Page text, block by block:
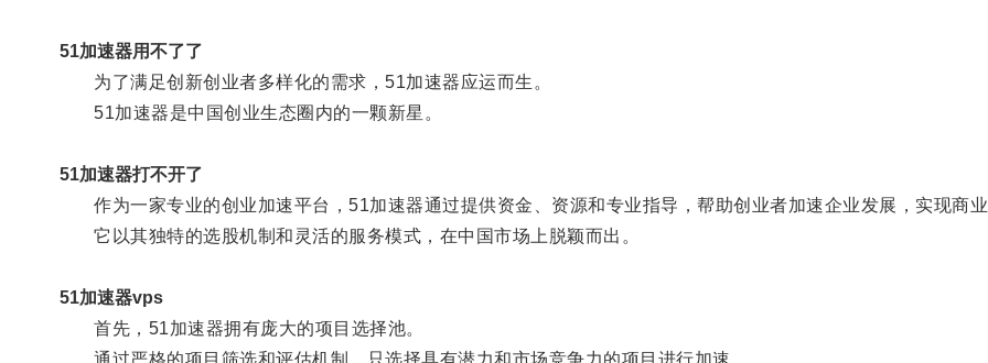
51加速器用不了了
为了满足创新创业者多样化的需求，51加速器应运而生。
51加速器是中国创业生态圈内的一颗新星。
51加速器打不开了
作为一家专业的创业加速平台，51加速器通过提供资金、资源和专业指导，帮助创业者加速企业发展，实现商
它以其独特的选股机制和灵活的服务模式，在中国市场上脱颖而出。
51加速器vps
首先，51加速器拥有庞大的项目选择池。
通过严格的项目筛选和评估机制，只选择具有潜力和市场竞争力的项目进行加速。